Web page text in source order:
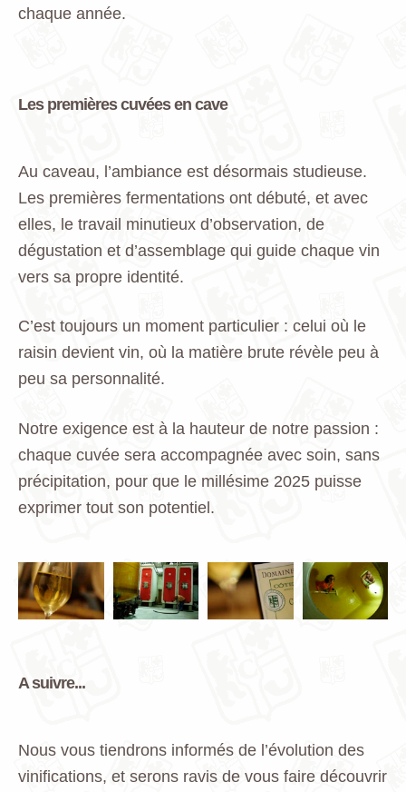
chaque année.
Les premières cuvées en cave
Au caveau, l’ambiance est désormais studieuse.
Les premières fermentations ont débuté, et avec
elles, le travail minutieux d’observation, de
dégustation et d’assemblage qui guide chaque vin
vers sa propre identité.
C’est toujours un moment particulier : celui où le
raisin devient vin, où la matière brute révèle peu à
peu sa personnalité.
Notre exigence est à la hauteur de notre passion :
chaque cuvée sera accompagnée avec soin, sans
précipitation, pour que le millésime 2025 puisse
exprimer tout son potentiel.
A suivre...
Nous vous tiendrons informés de l’évolution des
vinifications, et serons ravis de vous faire découvrir